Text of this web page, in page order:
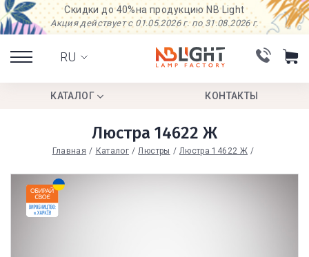
Скидки до 40%на продукцию NB Light
Акция действует с 01.05.2026 г. по 31.08.2026 г.
RU
КАТАЛОГ КОНТАКТЫ
Люстра 14622 Ж
Главная Каталог Люстры Люстра 14622 Ж